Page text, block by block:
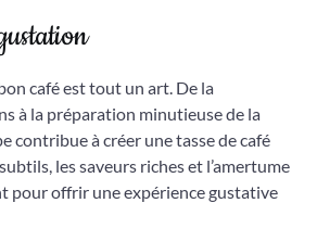
café est tout un art. De la
à la préparation minutieuse de la
contribue à créer une tasse de café
les saveurs riches et l’amertume
pour offrir une expérience gustative